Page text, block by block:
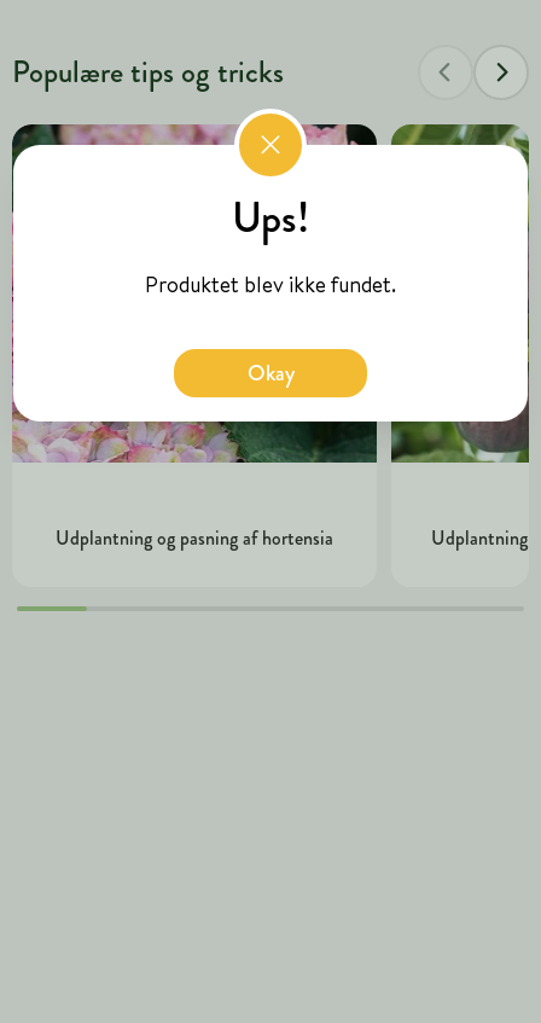
Populære tips og tricks
Udplantning og pasning af hortensia Udplantning
Ups!
Produktet blev ikke fundet.
Okay